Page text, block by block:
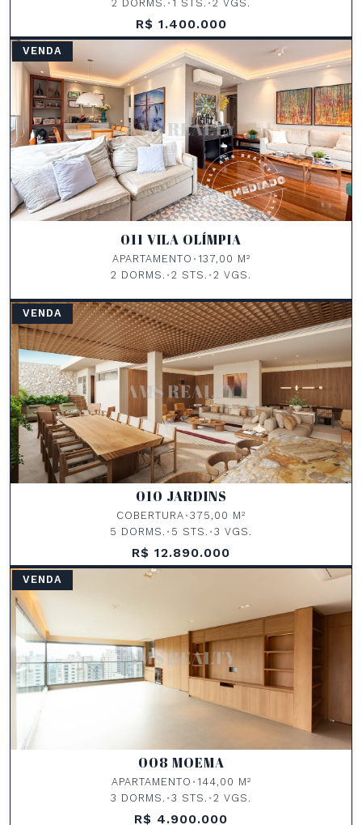
2 DORMS. • 1 STS. • 2 VGS.
R$ 1.400.000
VENDA
011 VILA OLÍMPIA
APARTAMENTO • 137,00 M²
2 DORMS. • 2 STS. • 2 VGS.
VENDA
010 JARDINS
COBERTURA • 375,00 M²
5 DORMS. • 5 STS. • 3 VGS.
R$ 12.890.000
VENDA
008 MOEMA
APARTAMENTO • 144,00 M²
3 DORMS. • 3 STS. • 2 VGS.
R$ 4.900.000